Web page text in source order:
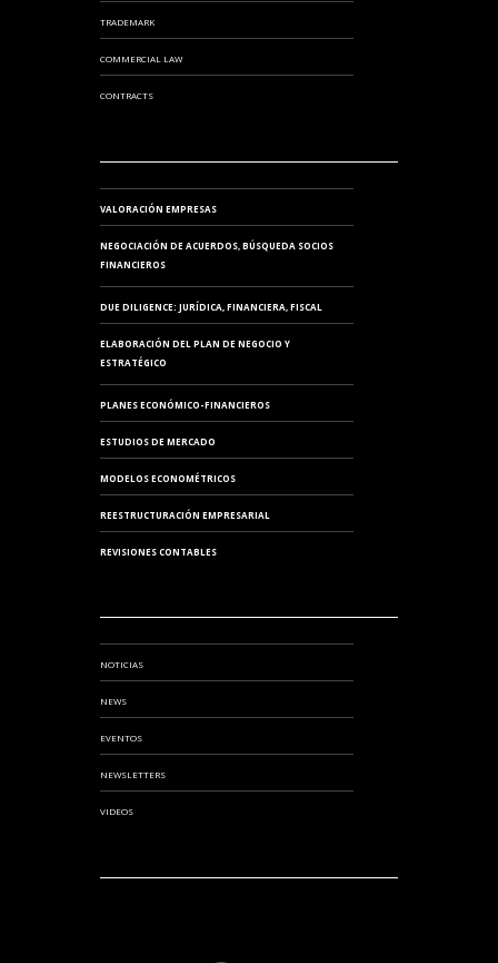
TRADEMARK
COMMERCIAL LAW
CONTRACTS
VALORACIÓN EMPRESAS
NEGOCIACIÓN DE ACUERDOS, BÚSQUEDA SOCIOS
FINANCIEROS
DUE DILIGENCE: JURÍDICA, FINANCIERA, FISCAL
ELABORACIÓN DEL PLAN DE NEGOCIO Y
ESTRATÉGICO
PLANES ECONÓMICO-FINANCIEROS
ESTUDIOS DE MERCADO
MODELOS ECONOMÉTRICOS
REESTRUCTURACIÓN EMPRESARIAL
REVISIONES CONTABLES
NOTICIAS
NEWS
EVENTOS
NEWSLETTERS
VIDEOS